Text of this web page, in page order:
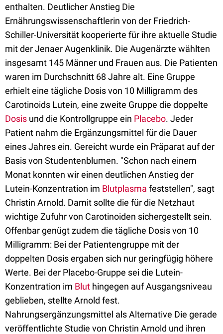
enthalten. Deutlicher Anstieg Die
Ernährungswissenschaftlerin von der Friedrich-
Schiller-Universität kooperierte für ihre aktuelle Studie
mit der Jenaer Augenklinik. Die Augenärzte wählten
insgesamt 145 Männer und Frauen aus. Die Patienten
waren im Durchschnitt 68 Jahre alt. Eine Gruppe
erhielt eine tägliche Dosis von 10 Milligramm des
Carotinoids Lutein, eine zweite Gruppe die doppelte
Dosis und die Kontrollgruppe ein Placebo. Jeder
Patient nahm die Ergänzungsmittel für die Dauer
eines Jahres ein. Gereicht wurde ein Präparat auf der
Basis von Studentenblumen. "Schon nach einem
Monat konnten wir einen deutlichen Anstieg der
Lutein-Konzentration im Blutplasma feststellen", sagt
Christin Arnold. Damit sollte die für die Netzhaut
wichtige Zufuhr von Carotinoiden sichergestellt sein.
Offenbar genügt zudem die tägliche Dosis von 10
Milligramm: Bei der Patientengruppe mit der
doppelten Dosis ergaben sich nur geringfügig höhere
Werte. Bei der Placebo-Gruppe sei die Lutein-
Konzentration im Blut hingegen auf Ausgangsniveau
geblieben, stellte Arnold fest.
Nahrungsergänzungsmittel als Alternative Die gerade
veröffentlichte Studie von Christin Arnold und ihren